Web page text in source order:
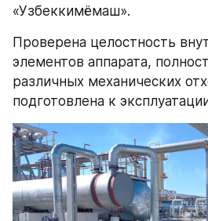
«Узбеккимёмаш».
Проверена целостность
элементов аппарата,
различных механических
подготовлена к